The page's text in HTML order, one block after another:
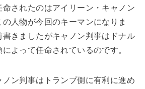
命されたのはアイリーン・キャノン
人物が今回のキーマンになりま
きましたがキャノン判事はドナル
よって任命されているのです。
ン判事はトランプ側に有利に進め